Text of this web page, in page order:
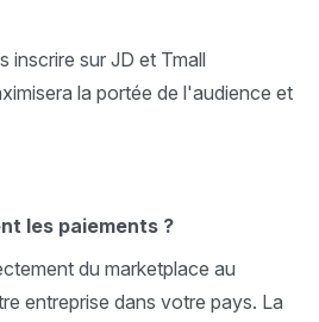
inscrire sur JD et Tmall
la portée de l'audience et
les paiements ?
du marketplace au
entreprise dans votre pays. La